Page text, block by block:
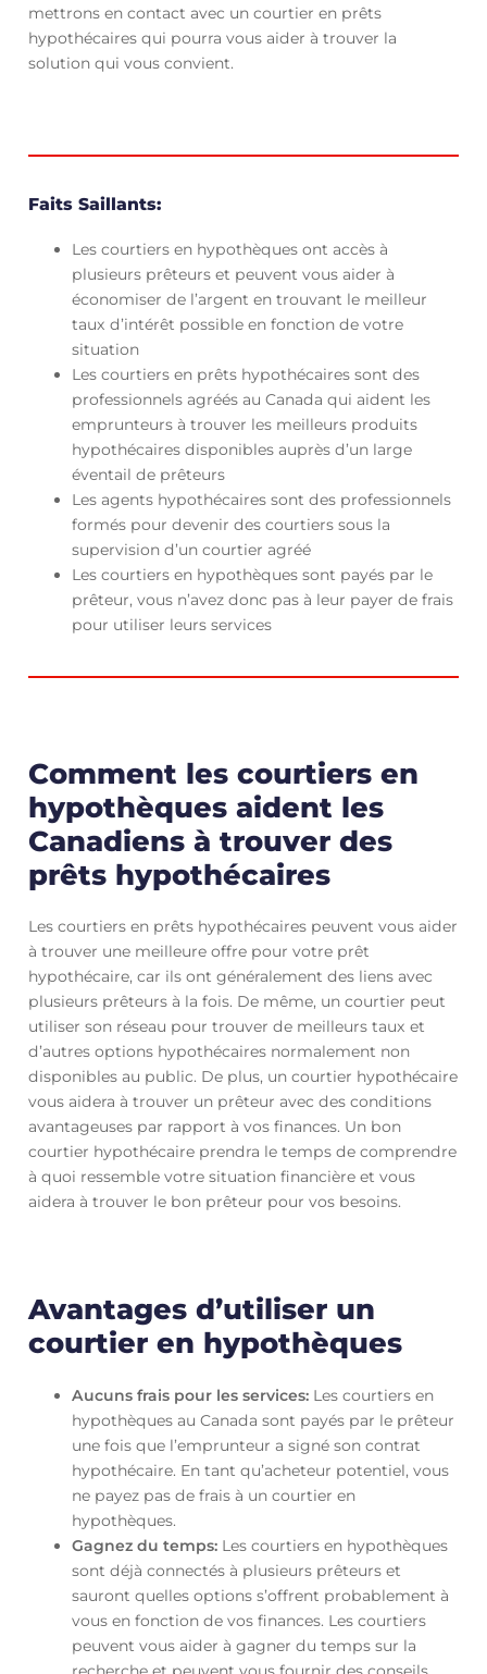
mettrons en contact avec un courtier en prêts
hypothécaires qui pourra vous aider à trouver la
solution qui vous convient.
Faits Saillants:
Les courtiers en hypothèques ont accès à
plusieurs prêteurs et peuvent vous aider à
économiser de l’argent en trouvant le meilleur
taux d’intérêt possible en fonction de votre
situation
Les courtiers en prêts hypothécaires sont des
professionnels agréés au Canada qui aident les
emprunteurs à trouver les meilleurs produits
hypothécaires disponibles auprès d’un large
éventail de prêteurs
Les agents hypothécaires sont des professionnels
formés pour devenir des courtiers sous la
supervision d’un courtier agréé
Les courtiers en hypothèques sont payés par le
prêteur, vous n’avez donc pas à leur payer de frais
pour utiliser leurs services
Comment les courtiers en
hypothèques aident les
Canadiens à trouver des
prêts hypothécaires
Les courtiers en prêts hypothécaires peuvent vous aider
à trouver une meilleure offre pour votre prêt
hypothécaire, car ils ont généralement des liens avec
plusieurs prêteurs à la fois. De même, un courtier peut
utiliser son réseau pour trouver de meilleurs taux et
d’autres options hypothécaires normalement non
disponibles au public. De plus, un courtier hypothécaire
vous aidera à trouver un prêteur avec des conditions
avantageuses par rapport à vos finances. Un bon
courtier hypothécaire prendra le temps de comprendre
à quoi ressemble votre situation financière et vous
aidera à trouver le bon prêteur pour vos besoins.
Avantages d’utiliser un
courtier en hypothèques
Aucuns frais pour les services: Les courtiers en
hypothèques au Canada sont payés par le prêteur
une fois que l’emprunteur a signé son contrat
hypothécaire. En tant qu’acheteur potentiel, vous
ne payez pas de frais à un courtier en
hypothèques.
Gagnez du temps:Les courtiers en hypothèques
sont déjà connectés à plusieurs prêteurs et
sauront quelles options s’offrent probablement à
vous en fonction de vos finances. Les courtiers
peuvent vous aider à gagner du temps sur la